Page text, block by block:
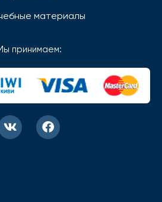
материалы
принимаем: